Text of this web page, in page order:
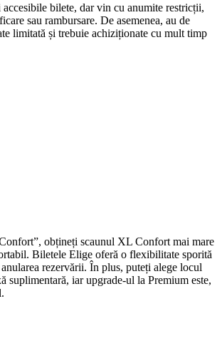
accesibile bilete, dar vin cu anumite restricții,
sau rambursare. De asemenea, au de
limitată și trebuie achiziționate cu mult timp
obțineți scaunul XL Confort mai mare
Biletele Elige oferă o flexibilitate sporită
rezervării. În plus, puteți alege locul
suplimentară, iar upgrade-ul la Premium este,